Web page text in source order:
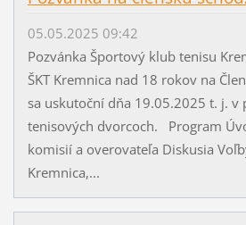
05.05.2025 09:42
Pozvánka Športový klub tenisu
ŠKT Kremnica nad 18 rokov na
sa uskutoční dňa 19.05.2025 t. j. v
tenisových dvorcoch. Program
komisií a overovateľa Diskusia
Kremnica,...